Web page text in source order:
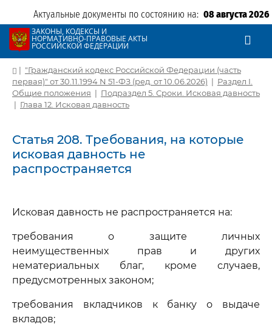
Актуальные документы по состоянию на: 08 августа 2026
ЗАКОНЫ, КОДЕКСЫ И
НОРМАТИВНО-ПРАВОВЫЕ АКТЫ
РОССИЙСКОЙ ФЕДЕРАЦИИ
| "Гражданский кодекс Российской Федерации (часть
первая)" от 30.11.1994 N 51-ФЗ (ред. от 10.06.2026) | Раздел I.
Общие положения | Подраздел 5. Сроки. Исковая давность
| Глава 12. Исковая давность
Статья 208. Требования, на которые
исковая давность не
распространяется
Исковая давность не распространяется на:
требования о защите личных
неимущественных прав и других
нематериальных благ, кроме случаев,
предусмотренных законом;
требования вкладчиков к банку о выдаче
вкладов;